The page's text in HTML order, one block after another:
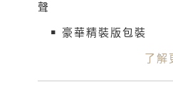
聲
￭ 豪華精裝版包裝
了